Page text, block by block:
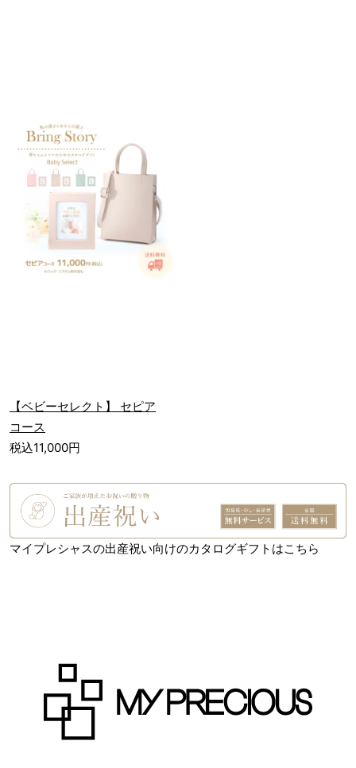
【ベビーセレクト】 セピア
コース
税込11,000円
マイプレシャスの出産祝い向けのカタログギフトはこちら